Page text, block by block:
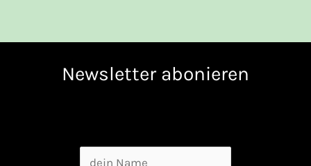
Newsletter abonieren